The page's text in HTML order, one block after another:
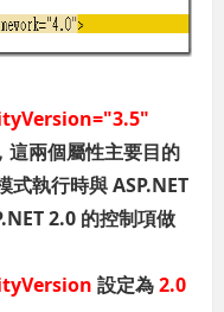
這兩個屬性主要目的
式執行時與 ASP.NET
2.0 的控制項做
設定為2.0